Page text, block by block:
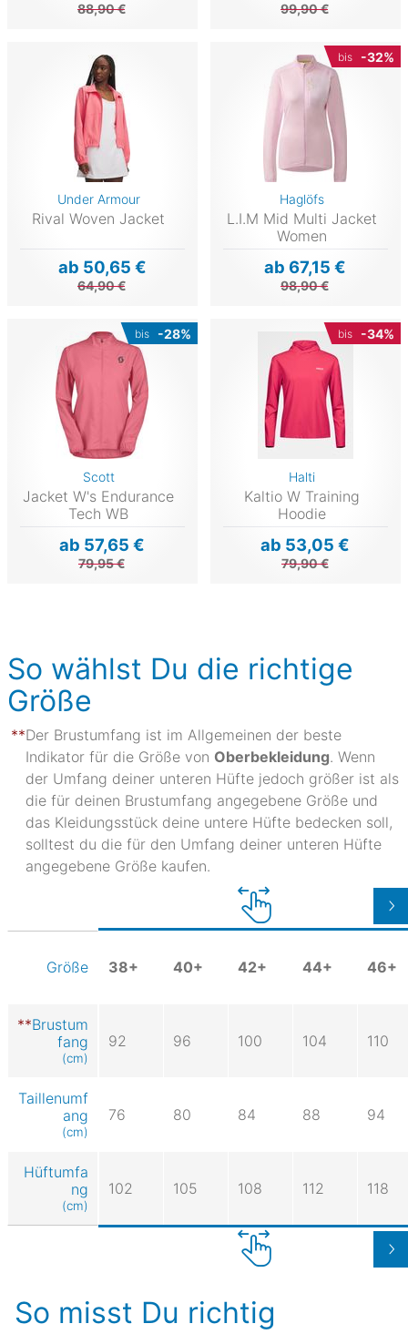
88,90 € 99,90 €
Under Armour
Rival Woven Jacket
ab 50,65 €
64,90 €
bis -32%
Haglöfs
L.I.M Mid Multi Jacket
Women
ab 67,15 €
98,90 €
bis -28%
Scott
Jacket W's Endurance
Tech WB
ab 57,65 €
79,95 €
bis -34%
Halti
Kaltio W Training
Hoodie
ab 53,05 €
79,90 €
So wählst Du die richtige
Größe
Der Brustumfang ist im Allgemeinen der beste
Indikator für die Größe von Oberbekleidung. Wenn
der Umfang deiner unteren Hüfte jedoch größer ist als
die für deinen Brustumfang angegebene Größe und
das Kleidungsstück deine untere Hüfte bedecken soll,
solltest du die für den Umfang deiner unteren Hüfte
angegebene Größe kaufen.
Größe 38+ 40+ 42+ 44+ 46+
Brustum
fang
(cm)
92 96 100 104 110
Taillenumf
ang
(cm)
76 80 84 88 94
Hüftumfa
ng
(cm)
102 105 108 112 118
So misst Du richtig